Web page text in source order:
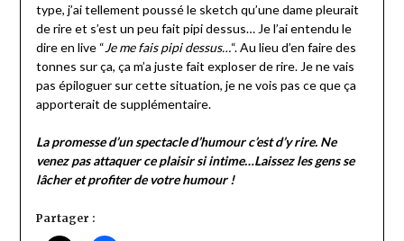
type, j’ai tellement poussé le sketch qu’une dame pleurait
de rire et s’est un peu fait pipi dessus… Je l’ai entendu le
dire en live “Je me fais pipi dessus…“. Au lieu d’en faire des
tonnes sur ça, ça m’a juste fait exploser de rire. Je ne vais
pas épiloguer sur cette situation, je ne vois pas ce que ça
apporterait de supplémentaire.
La promesse d’un spectacle d’humour c’est d’y rire. Ne
venez pas attaquer ce plaisir si intime…Laissez les gens se
lâcher et profiter de votre humour !
Partager :